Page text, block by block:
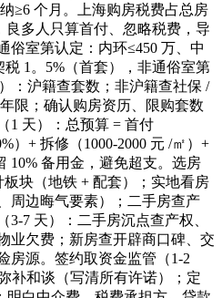
≥6 个月。上海购房税费占总房
良多人只算首付、忽略税费，导
俗室第认定：内环≤450 万、中
税 1。5%（首套），非通俗室第
：沪籍查套数；非沪籍查社保 /
限；确认购房资历、限购套数
1 天）：总预算 = 首付
）+ 拆修（1000-2000 元 /㎡）+
10% 备用金，避免超支。选房
块（地铁 + 配套）；实地看房
周边晦气要素）；二手房查产
7 天）：二手房沉点查产权、
业欠费；新房查开辟商口碑、交
房源。签约取资金监管（1-2
补和谈（写清所有许诺）；定